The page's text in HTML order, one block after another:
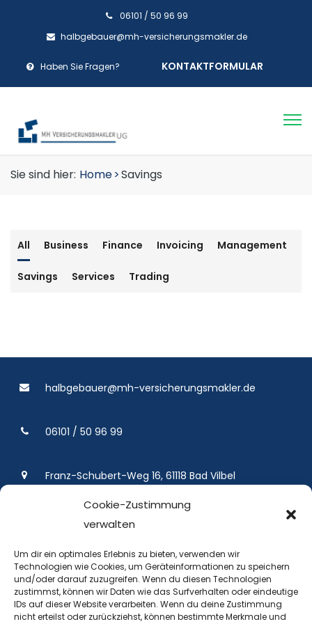
Cookie-Zustimmung
verwalten
Um dir ein optimales Erlebnis zu bieten, verwenden wir
Technologien wie Cookies, um Geräteinformationen zu speichern
und/oder darauf zuzugreifen. Wenn du diesen Technologien
zustimmst, können wir Daten wie das Surfverhalten oder eindeutige
IDs auf dieser Website verarbeiten. Wenn du deine Zustimmung
nicht erteilst oder zurückziehst, können bestimmte Merkmale und
06101 / 50 96 99
halbgebauer@mh-versicherungsmakler.de
Haben Sie Fragen? KONTAKTFORMULAR
Sie sind hier: Home>Savings
All Business Finance Invoicing Management
Savings Services Trading
halbgebauer@mh-versicherungsmakler.de
06101 / 50 96 99
Franz-Schubert-Weg 16, 61118 Bad Vilbel
MH Versicherungsmakler UG Martin Halbgebauer ist ihr
Versicherungsmakler in Bad Vilbel und Umkreis.